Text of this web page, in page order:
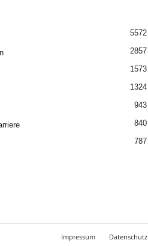
5572
2857
1573
1324
943
840
787
Impressum Datenschutz